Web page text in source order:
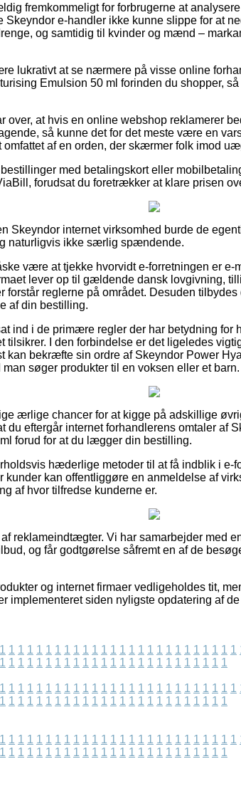
fremkommeligt for forbrugerne at
Skeyndor e-handler ikke kunne slippe for at
og samtidig til kvinder og mænd –
lukrativt at se nærmere på visse online
Emulsion 50 ml forinden du shopper,
over, at hvis en online webshop reklamerer
så kunne det for det meste være en
omfattet af en orden, der skærmer folk imod
med betalingskort eller
forudsat du foretrækker at klare prisen
Skeyndor internet virksomhed burde de
naturligvis ikke særlig spændende.
være at tjekke hvorvidt e-forretningen er
lever op til gældende dansk lovgivning,
forstår reglerne på området. Desuden
af din bestilling.
ind i de primære regler der har betydning for
tilsikrer. I den forbindelse er det ligeledes
kan bekræfte sin ordre af Skeyndor Power
søger produkter til en voksen eller et barn.
ærlige chancer for at kigge på adskillige
du eftergår internet forhandlerens omtaler af
forud for at du lægger din bestilling.
hæderlige metoder til at få indblik i
kunder kan offentliggøre en anmeldelse af
af hvor tilfredse kunderne er.
reklameindtægter. Vi har samarbejder med
og får godtgørelse såfremt en af de
og internet firmaer vedligeholdes tit,
implementeret siden nyligste opdatering af
1 1 1 1 1 1 1 1 1 1 1 1 1 1 1 1 1 1 1 1 1 1 1 1 1 1
1 1 1 1 1 1 1 1 1 1 1 1 1 1 1 1 1 1 1 1 1 1 1 1 1
1 1 1 1 1 1 1 1 1 1 1 1 1 1 1 1 1 1 1 1 1 1 1 1 1 1
1 1 1 1 1 1 1 1 1 1 1 1 1 1 1 1 1 1 1 1 1 1 1 1 1
1 1 1 1 1 1 1 1 1 1 1 1 1 1 1 1 1 1 1 1 1 1 1 1 1 1
1 1 1 1 1 1 1 1 1 1 1 1 1 1 1 1 1 1 1 1 1 1 1 1 1